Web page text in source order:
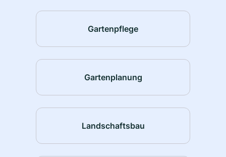
Gartenpflege
Gartenplanung
Landschaftsbau